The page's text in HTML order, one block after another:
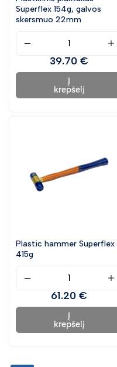
Superflex 154g, galvos
skersmuo 22mm
39.70 €
Į
krepšelį
Plastic hammer Superflex
415g
61.20 €
Į
krepšelį